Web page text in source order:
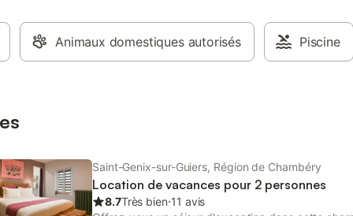
12 km, lacs de Romagnieu à 4 km,
d'Aiguebelette à 21 km, de
km ou du Bourget du lac à 48 km.
Animaux domestiques autorisés Piscine
Saint-Genix-sur-Guiers, Région de Chambéry
Location de vacances pour 2 personnes
8.7Très bien⋅11 avis